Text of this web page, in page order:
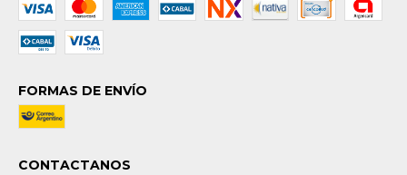
FORMAS DE ENVÍO
CONTACTANOS